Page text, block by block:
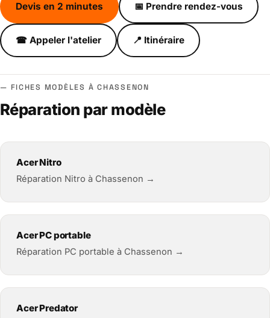
Devis en 2 minutes 📅 Prendre rendez-vous
☎ Appeler l'atelier 📍 Itinéraire
FICHES MODÈLES À CHASSENON
Réparation par modèle
Acer Nitro
Réparation Nitro à Chassenon →
Acer PC portable
Réparation PC portable à Chassenon →
Acer Predator